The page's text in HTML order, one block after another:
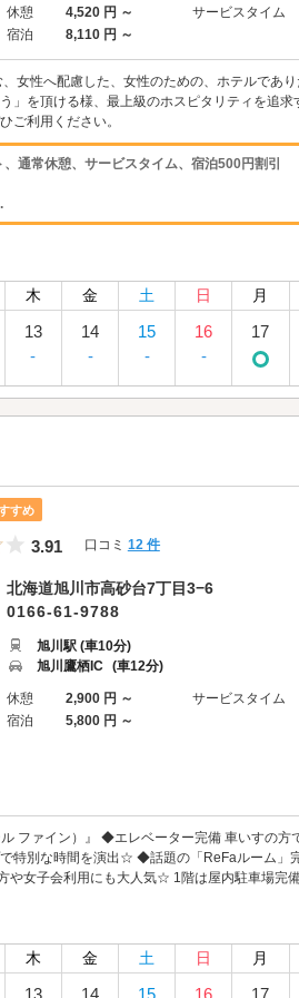
休憩 4,520 円 ～ サービスタイム
宿泊
8,110 円 ～
女性へ配慮した、女性のための、ホテルであ
」を頂ける様、最上級のホスピタリティを追求
ご利用ください。
通常休憩、サービスタイム、宿泊500円割引
木 金 土 日 月
13
-
14
-
15
-
16
-
17
すめ
5つ星のうち3.5
3.91 口コミ 12 件
北海道旭川市高砂台7丁目3−6
0166-61-9788
旭川駅 (車10分)
旭川鷹栖IC (車12分)
休憩 2,900 円 ～ サービスタイム
宿泊
5,800 円 ～
ファイン）』 ◆エレベーター完備 車いすの方
特別な時間を演出☆ ◆話題の「ReFaルーム」
女子会利用にも大人気☆ 1階は屋内駐車場完備
木 金 土 日 月
13 14 15 16 17